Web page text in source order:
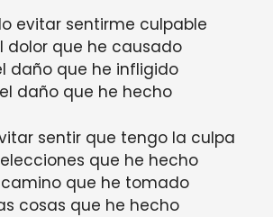
evitar sentirme culpable
dolor que he causado
daño que he infligido
daño que he hecho
sentir que tengo la culpa
que he hecho
camino que he tomado
cosas que he hecho